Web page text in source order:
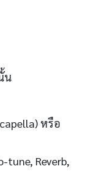
น
หรือ
tune, Reverb,